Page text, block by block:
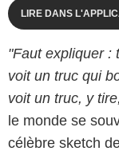
LIRE DANS
"Faut expliquer :
voit un truc qui
voit un truc, y
le monde se
célèbre sketch